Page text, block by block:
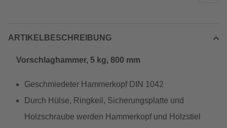
ARTIKELBESCHREIBUNG
Vorschlaghammer, 5 kg, 800 mm
Geschmiedeter Hammerkopf DIN 1042
Durch Hülse, Ringkeil, Sicherungsplatte und
Holzschraube werden Hammerkopf und Holzstiel